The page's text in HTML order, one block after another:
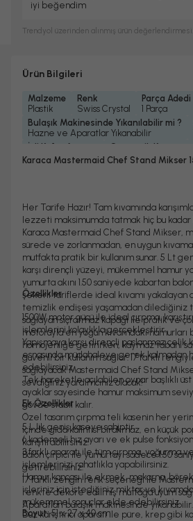
iyi beğendim
Trendyol üzerinden alınmış ürün değerlendirmesi.
Ürün Bilgileri
Malzeme
Plastik
Renk
Swiss Crystal
Parça Adedi
1 Parça
Bulaşık Makinesinde Yıkanılabilir mi ?
Hazne ve Aparatlar Yıkanabilir
İçli Köfte Aparatı
Yok
Otomatik Kapanma
Yok
Metal
Plastik
Hazne Malzemesi
Paslanmaz Çelik
Hazne Kapasitesi
5 Lt
Hız Ayarı
6 Kademeli
Kablo Uzunluğu
1, 1 M
Karaca Mastermaid Chef Stand Mikser
Her Tarife Hazır! Tam kıvamında
lezzeti maksimumda tatmak hiç bu kadar
Karaca Mastermaid Chef Stand Mikser,
sürede ve zorlanmadan, en uygun
mutfakta pratik bir kullanım sunar. 5 Lt
karşı dirençli yüzeyi, mükemmel hamur
yumurta akını 1.50 saniyede kabartan balon
şekerli tariflerde ideal kıvamı yakalayan
temizlik endişesi yaşamadan dilediğiniz
sağlayan sıçratmaz kapağı ile pratik ve
motoruyla en yoğun kıvamdaki
homojenliğe getirirken, kaymaz tabanı
güvenli bir kullanım sağlar. 17 farklı
sağlayacak Mastermaid Chef Stand
sevdiğiniz yardımcınız olacak!
Özellikler
1500W motor gücü ile ideal çırpma,
işlemlerini kolaylıkla gerçekleştirir.
Yapışmaya karşı dirençli paslanmaz çelik
esnasında müdahaleye gerek kalmadan
edebilirsiniz.
Tek hareketle açılabilen oynar başlıklı
ayaklar sayesinde hamur maksimum
gövde stabil kalır.
Özel tasarım çırpma teli kasenin her
içinde gıda kalıntısı bırakmaz, en küçük
karıştırabilirsiniz.
Balon çırpıcı ile yumurtayı sadece 1.50
getirebilirsiniz.
17 farklı zengin renk seçeneği ile
renkte dekore edilmiş mutfağa uyum
Aparatları bulaşık makinesinde yıkanabilir.
Ek Özellikler
5 L lik geniş kaseye sahiptir.
6 kademeli hız ayarı ve ek pulse
3 farklı aparatı ile tüm çırpma, yoğurma
işlemlerinizi rahatlıkla yapabilirsiniz.
Hamur kancası ile ekmek, makarna,
işleriniz için istediğiniz miktar ve
mükemmel sonuçlar elde edebilirsiniz.
Düz karıştırıcı aparatı ile püre, krep gibi
Boyut:51 x 27 x 40 cm